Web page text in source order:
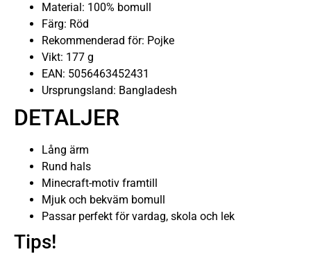
Material: 100% bomull
Färg: Röd
Rekommenderad för: Pojke
Vikt: 177 g
EAN: 5056463452431
Ursprungsland: Bangladesh
DETALJER
Lång ärm
Rund hals
Minecraft-motiv framtill
Mjuk och bekväm bomull
Passar perfekt för vardag, skola och lek
Tips!